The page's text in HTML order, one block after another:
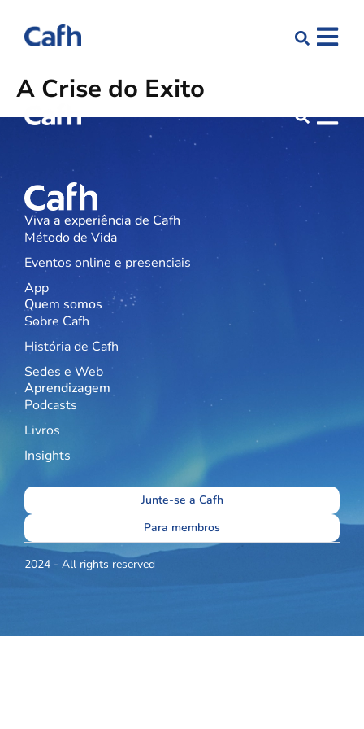
A Crise do Êxito
Viva a experiência de Cafh
Método de Vida
Eventos online e presenciais
App
Quem somos
Sobre Cafh
História de Cafh
Sedes e Web
Aprendizagem
Podcasts
Livros
Insights
Junte-se a Cafh
Para membros
2024 - All rights reserved